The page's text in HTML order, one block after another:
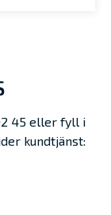
45 eller fyll i
kundtjänst: